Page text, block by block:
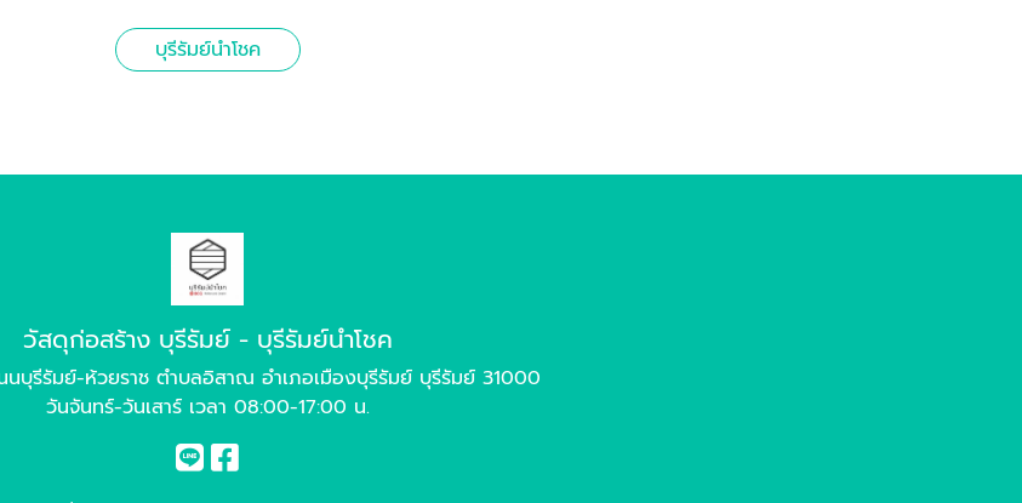
บุรีรัมย์นำโชค
วัสดุก่อสร้าง บุรีรัมย์ - บุรีรัมย์นำโชค
บุรีรัมย์-ห้วยราช ตำบลอิสาณ อำเภอเมืองบุรีรัมย์ บุรีรัมย์ 31000
วันจันทร์-วันเสาร์ เวลา 08:00-17:00 น.